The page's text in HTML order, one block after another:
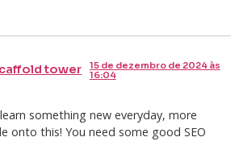
tower
15 de dezembro de 2024 às
16:04
something new everyday, more
onto this! You need some good SEO